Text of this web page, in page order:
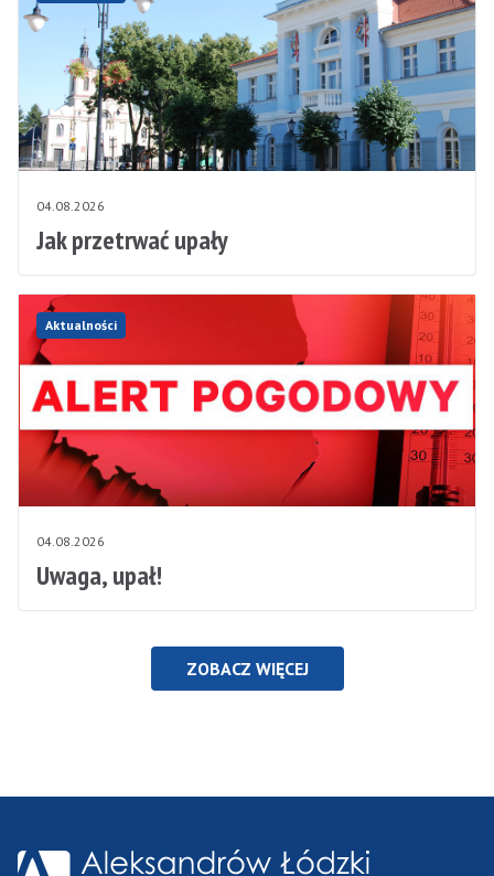
04.08.2026
Jak przetrwać upały
Aktualności
04.08.2026
Uwaga, upał!
ZOBACZ WIĘCEJ